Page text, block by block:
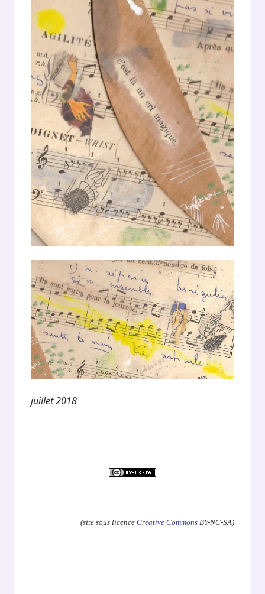
juillet 2018
(site sous licence Creative CommonsBY-NC-SA)